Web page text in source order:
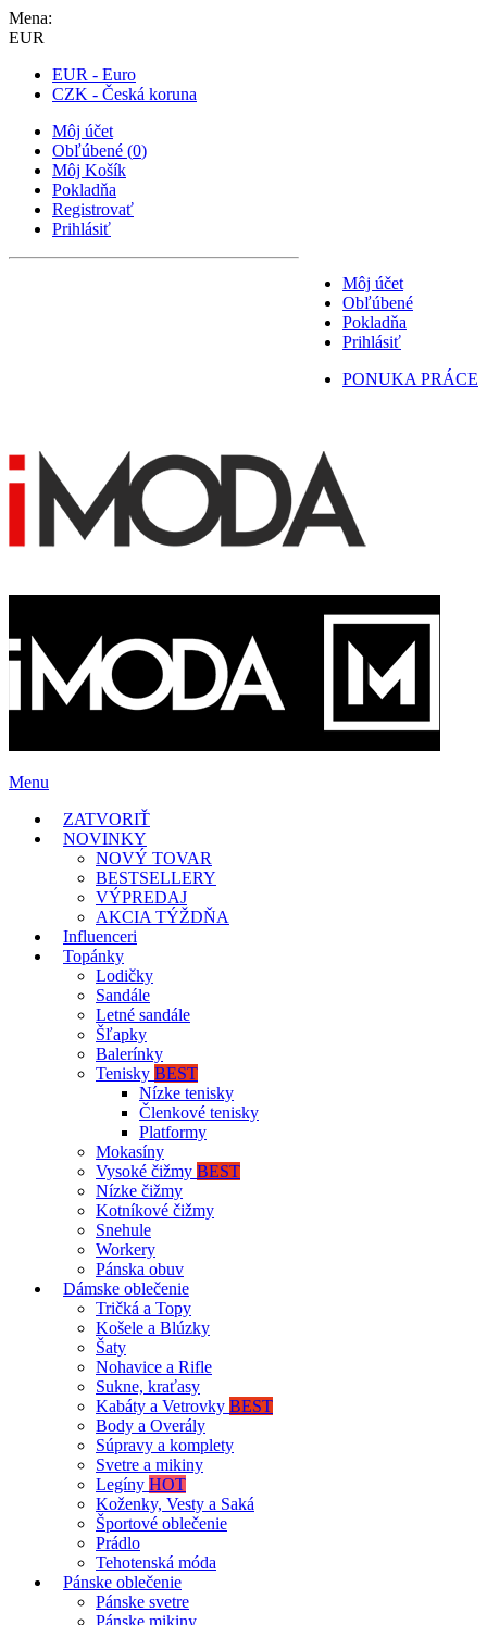
Mena:
EUR
EUR - Euro
CZK - Česká koruna
Môj účet
Obľúbené (0)
Môj Košík
Pokladňa
Registrovať
Prihlásiť
Môj účet
Obľúbené
Pokladňa
Prihlásiť
PONUKA PRÁCE
Menu
ZATVORIŤ
NOVINKY
NOVÝ TOVAR
BESTSELLERY
VÝPREDAJ
AKCIA TÝŽDŇA
Influenceri
Topánky
Lodičky
Sandále
Letné sandále
Šľapky
Balerínky
Tenisky BEST
Nízke tenisky
Členkové tenisky
Platformy
Mokasíny
Vysoké čižmy BEST
Nízke čižmy
Kotníkové čižmy
Snehule
Workery
Pánska obuv
Dámske oblečenie
Tričká a Topy
Košele a Blúzky
Šaty
Nohavice a Rifle
Sukne, kraťasy
Kabáty a Vetrovky BEST
Body a Overály
Súpravy a komplety
Svetre a mikiny
Legíny HOT
Koženky, Vesty a Saká
Športové oblečenie
Prádlo
Tehotenská móda
Pánske oblečenie
Pánske svetre
Pánske mikiny